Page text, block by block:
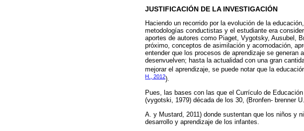
JUSTIFICACIÓN DE LA INVESTIGACIÓN
Haciendo un recorrido por la evolución de la
metodologías conductistas y el estudiante era
aportes de autores como Piaget, Vygotsky, Ausubel,
próximo, conceptos de asimilación y acomodación,
entender que los procesos de aprendizaje se
desenvuelven; hasta la actualidad con una gran
mejorar el aprendizaje, se puede notar que la
H., 2012).
Pues, las bases con las que el Currículo de
(vygotski, 1979) década de los 30, (Bronfen- brenner
A. y Mustard, 2011) donde sustentan que los niños y
desarrollo y aprendizaje de los infantes.